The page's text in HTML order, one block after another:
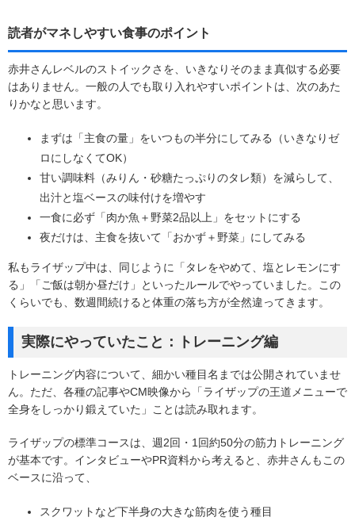
読者がマネしやすい食事のポイント
赤井さんレベルのストイックさを、いきなりそのまま真似する必要
はありません。一般の人でも取り入れやすいポイントは、次のあた
りかなと思います。
まずは「主食の量」をいつもの半分にしてみる（いきなりゼ
ロにしなくてOK）
甘い調味料（みりん・砂糖たっぷりのタレ類）を減らして、
出汁と塩ベースの味付けを増やす
一食に必ず「肉か魚＋野菜2品以上」をセットにする
夜だけは、主食を抜いて「おかず＋野菜」にしてみる
私もライザップ中は、同じように「タレをやめて、塩とレモンにす
る」「ご飯は朝か昼だけ」といったルールでやっていました。この
くらいでも、数週間続けると体重の落ち方が全然違ってきます。
実際にやっていたこと：トレーニング編
トレーニング内容について、細かい種目名までは公開されていませ
ん。ただ、各種の記事やCM映像から「ライザップの王道メニューで
全身をしっかり鍛えていた」ことは読み取れます。
ライザップの標準コースは、週2回・1回約50分の筋力トレーニング
が基本です。インタビューやPR資料から考えると、赤井さんもこの
ベースに沿って、
スクワットなど下半身の大きな筋肉を使う種目